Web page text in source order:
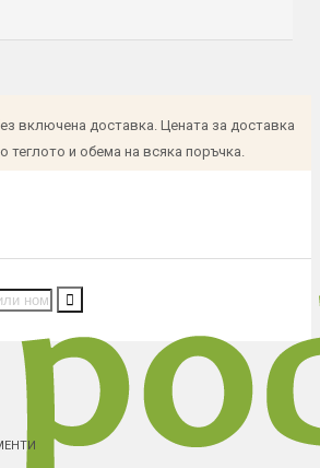
включена доставка. Цената за доставка
теглото и обема на всяка поръчка.